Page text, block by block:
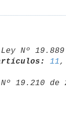
Ley Nº
11 ,
19.210